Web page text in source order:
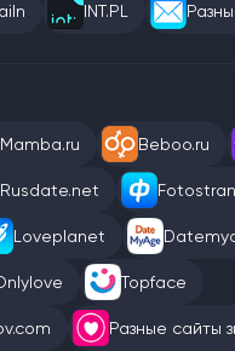
INT.PL
Mamba.ru Beboo.ru
Rusdate.net
Loveplanet
Topface
Разные сайты